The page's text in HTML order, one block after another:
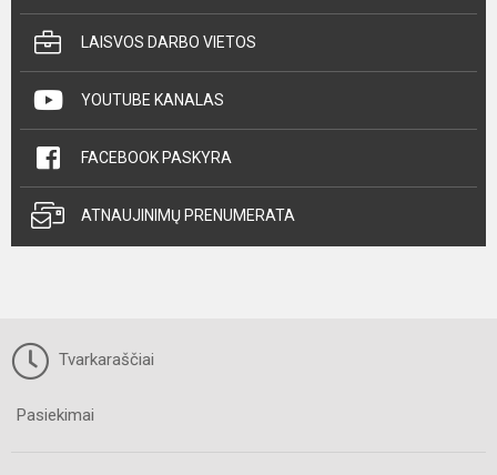
LAISVOS DARBO VIETOS
YOUTUBE KANALAS
FACEBOOK PASKYRA
ATNAUJINIMŲ PRENUMERATA
Tvarkaraščiai
Pasiekimai